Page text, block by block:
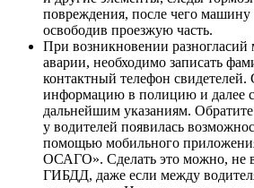
повреждения, после чего машину
освободив проезжую часть.
При возникновении разногласий
аварии, необходимо записать
контактный телефон
информацию в полицию и далее
дальнейшим указаниям.
у водителей появилась
помощью мобильного
ОСАГО». Сделать это можно, не
ГИБДД, даже если между